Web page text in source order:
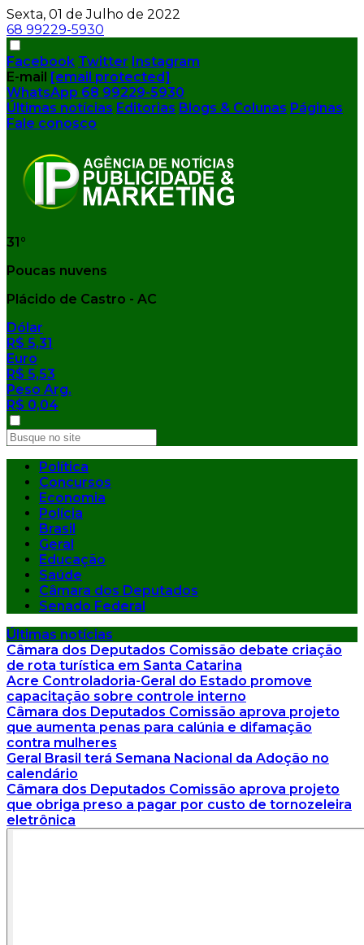
Sexta, 01 de Julho de 2022
68 99229-5930
Facebook Twitter Instagram
E-mail [email protected]
WhatsApp 68 99229-5930
Últimas notícias Editorias Blogs & Colunas Páginas
Fale conosco
31°
Poucas nuvens
Plácido de Castro - AC
Dólar
R$ 5,31
Euro
R$ 5,53
Peso Arg.
R$ 0,04
Política
Concursos
Economia
Polícia
Brasil
Geral
Educação
Saúde
Câmara dos Deputados
Senado Federal
Últimas notícias
Câmara dos Deputados Comissão debate criação
de rota turística em Santa Catarina
Acre Controladoria-Geral do Estado promove
capacitação sobre controle interno
Câmara dos Deputados Comissão aprova projeto
que aumenta penas para calúnia e difamação
contra mulheres
Geral Brasil terá Semana Nacional da Adoção no
calendário
Câmara dos Deputados Comissão aprova projeto
que obriga preso a pagar por custo de tornozeleira
eletrônica